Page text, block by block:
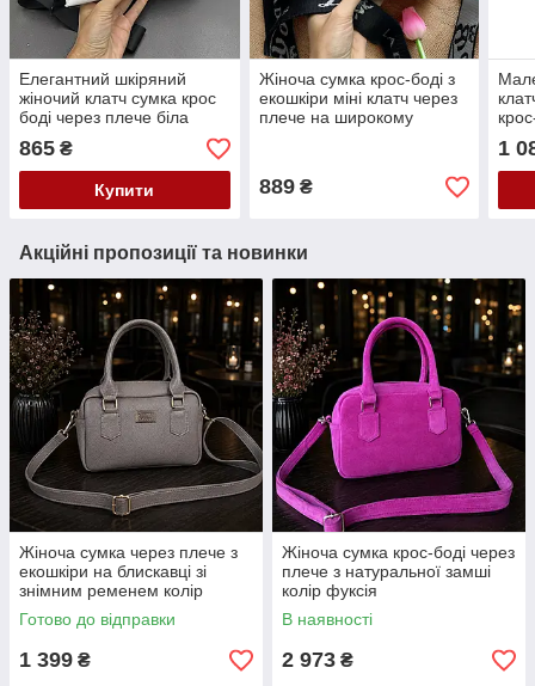
Елегантний шкіряний
жіночий клатч сумка крос
боді через плече біла
маленька сумочка на
широкому ремені
екошкіра
865 ₴
Купити
Жіноча сумка крос-боді з
екошкіри міні клатч через
плече на широкому
889₴
1
Акційні пропозиції та новинки
Жіноча сумка через плече з
екошкіри на блискавці зі
знімним ременем колір
капучино
Готово до відправки
1 399 ₴
Жіноча сумка крос-боді через
плече з натуральної замші
колір фуксія
В наявності
2 973 ₴